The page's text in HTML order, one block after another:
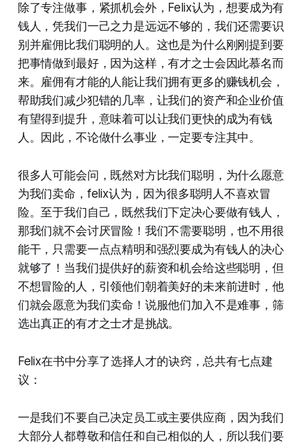
除了专注做事，紧抓机会外，Felix认为，想要成为有
钱人，凭我们一己之力是远远不够的，我们还需要识
别并雇佣比我们聪明的人。这也是为什么刚刚提到要
把事情做到最好，因为这样，有才之士会因此慕名而
来。雇佣有才能的人能让我们拥有更多的赚钱机会，
帮助我们减少犯错的几率，让我们的资产和企业价值
有望得到提升，意味着可以让我们更快的成为有钱
人。因此，不论做什么事业，一定要专注其中。
很多人可能会问，既然对方比我们聪明，为什么愿意
为我们卖命，felix认为，因为很多聪明人不喜欢冒
险。至于我们自己，既然我们下定决心要做有钱人，
那我们就不会讨厌冒险！我们不需要聪明，也不用很
能干，只需要一点点精明和强烈要成为有钱人的决心
就够了！当我们提供好的薪资和机会给这些聪明，但
不想冒险的人，引领他们朝着美好的未来前进时，他
们就会愿意为我们卖命！说服他们加入不是难事，筛
选出真正的有才之士才是挑战。
Felix在书中分享了选择人才的诀窍，总共有七点建
议：
一是我们不要自己决定员工或主要供应商，因为我们
大部分人都尊敬和信任和自己相似的人，所以我们要